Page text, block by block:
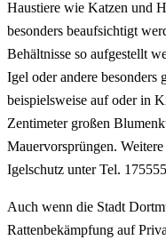
Haustiere wie Katzen und
besonders beaufsichtigt
Behältnisse so aufgestellt
Igel oder andere besonders
beispielsweise auf oder in
Zentimeter großen
Mauervorsprüngen.
Igelschutz unter Tel.
Auch wenn die Stadt
Rattenbekämpfung auf